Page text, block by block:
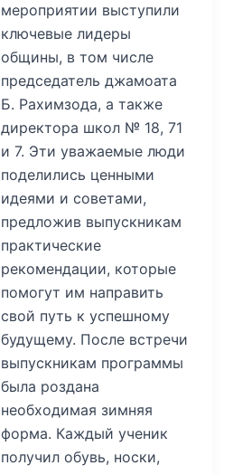
мероприятии выступили
ключевые лидеры
общины, в том числе
председатель джамоата
Б. Рахимзода, а также
директора школ № 18, 71
и 7. Эти уважаемые люди
поделились ценными
идеями и советами,
предложив выпускникам
практические
рекомендации, которые
помогут им направить
свой путь к успешному
будущему. После встречи
выпускникам программы
была роздана
необходимая зимняя
форма. Каждый ученик
получил обувь, носки,